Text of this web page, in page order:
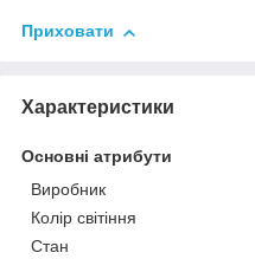
Приховати
Характеристики
Основні атрибути
Виробник
Колір світіння
Стан